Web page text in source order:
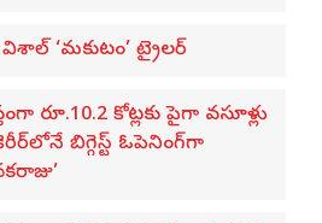
‘మకుటం’ ట్రైలర్
రూ.10.2 కోట్లకు పైగా వసూళ్లు
బిగ్గెస్ట్ ఓపెనింగ్‌గా